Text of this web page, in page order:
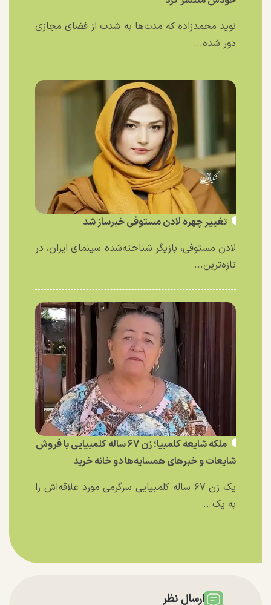
نوید محمدزاده که مدت‌ها به شدت از فضای مجازی
دور شده...
تغییر چهره لادن مستوفی خبرساز شد
لادن مستوفی، بازیگر شناخته‌شده سینمای ایران، در
تازه‌ترین...
ملکه شایعه کلمبیا؛ زن ۶۷ ساله کلمبیایی با فروش
شایعات و خبر‌های همسایه‌ها دو خانه خرید
یک زن ۶۷ ساله کلمبیایی سرگرمی مورد علاقه‌اش را
به یک...
ارسال نظر